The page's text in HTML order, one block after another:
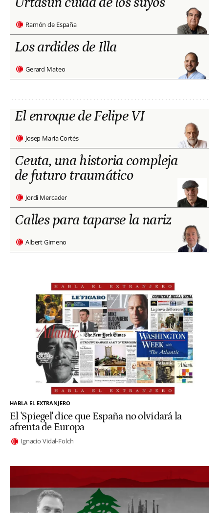
Ramón de España
Los ardides de Illa
Gerard Mateo
El enroque de Felipe VI
Josep Maria Cortés
Ceuta, una historia compleja
de futuro traumático
Jordi Mercader
Calles para taparse la nariz
Albert Gimeno
HABLA EL EXTRANJERO
El 'Spiegel' dice que España no olvidará la
afrenta de Europa
Ignacio Vidal-Folch